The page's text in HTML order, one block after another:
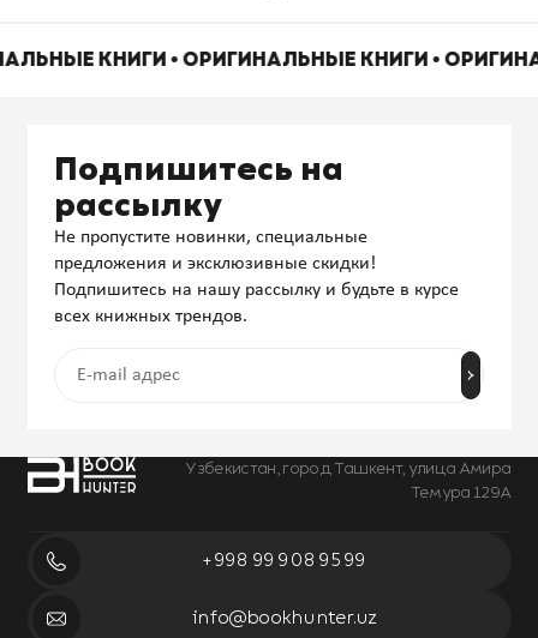
КНИГИ • ОРИГИНАЛЬНЫЕ КНИГИ •
Узбекистан, город Ташкент, улица Амира
Темура 129А
+998 99 908 95 99
info@bookhunter.uz
Подпишитесь на
рассылку
Не пропустите новинки, специальные
предложения и эксклюзивные скидки!
Подпишитесь на нашу рассылку и будьте в курсе
всех книжных трендов.